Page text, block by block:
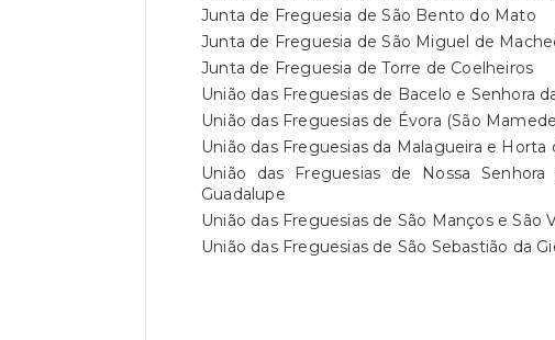
Junta de Freguesia de São Bento do Mato
Junta de Freguesia de São Miguel de
Junta de Freguesia de Torre de Coelheiros
União das Freguesias de Bacelo e Senhora
União das Freguesias de Évora (São
União das Freguesias da Malagueira e Horta
União das Freguesias de Nossa
Guadalupe
União das Freguesias de São Manços e São
União das Freguesias de São Sebastião da